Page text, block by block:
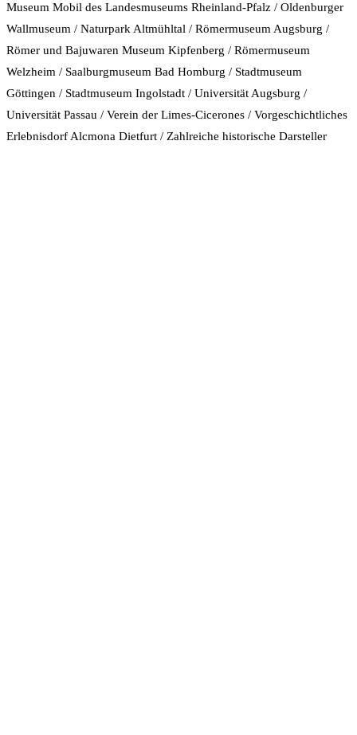
Museum Mobil des Landesmuseums Rheinland-Pfalz / Oldenburger
Wallmuseum / Naturpark Altmühltal / Römermuseum Augsburg /
Römer und Bajuwaren Museum Kipfenberg / Römermuseum
Welzheim / Saalburgmuseum Bad Homburg / Stadtmuseum
Göttingen / Stadtmuseum Ingolstadt / Universität Augsburg /
Universität Passau / Verein der Limes-Cicerones / Vorgeschichtliches
Erlebnisdorf Alcmona Dietfurt / Zahlreiche historische Darsteller